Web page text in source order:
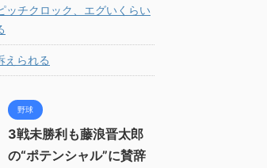
ッチクロック、エグいくらい
えられる
野球
3戦未勝利も藤浪晋太郎
の“ポテンシャル”に賛辞